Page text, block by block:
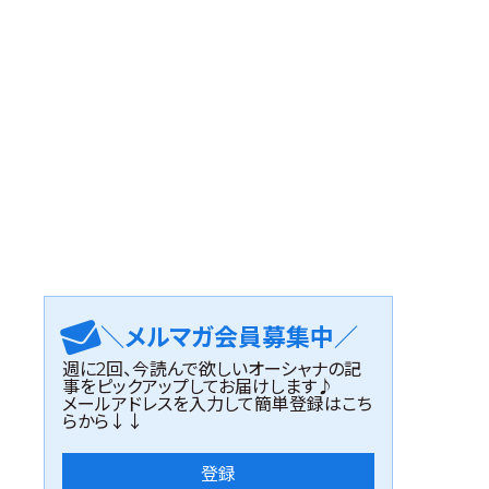
＼メルマガ会員募集中／
週に2回、今読んで欲しいオーシャナの記
事をピックアップしてお届けします♪
メールアドレスを入力して簡単登録はこち
らから↓↓
登録